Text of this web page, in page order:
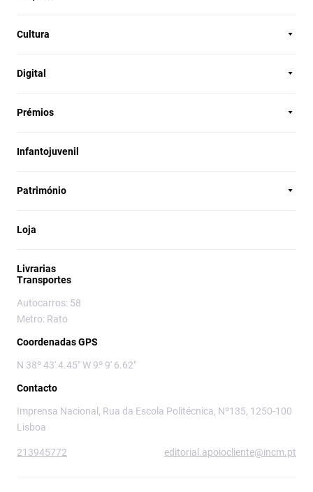
Cultura
Digital
Prémios
Infantojuvenil
Património
Loja
Livrarias
Transportes
Autocarros: 58
Metro: Rato
Coordenadas GPS
N 38º 43' 4.45" W 9º 9' 6.62"
Contacto
Imprensa Nacional, Rua da Escola Politécnica, Nº135, 1250-100
Lisboa
213945772 editorial.apoiocliente@incm.pt